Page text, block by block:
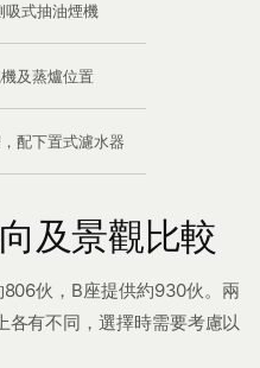
吸式抽油煙機
及蒸爐位置
配下置式濾水器
及景觀比較
伙，B座提供約930伙。兩
各有不同，選擇時需要考慮以